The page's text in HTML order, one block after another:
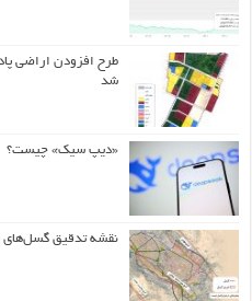
طرح افزودن اراضی
شد
«دیپ سیک» چیست؟
نقشه تدقیق گسل‌های